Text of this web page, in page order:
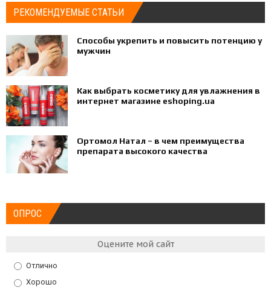
РЕКОМЕНДУЕМЫЕ СТАТЬИ
Способы укрепить и повысить потенцию у
мужчин
Как выбрать косметику для увлажнения в
интернет магазине eshoping.ua
Ортомол Натал – в чем преимущества
препарата высокого качества
ОПРОС
Оцените мой сайт
Отлично
Хорошо